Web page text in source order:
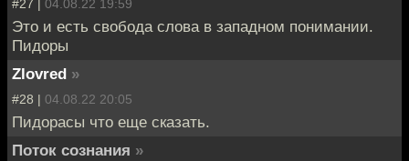
#27 | 04.08.22 19:59
Это и есть свобода слова в западном понимании.
Пидоры
Zlovred »
#28 | 04.08.22 20:05
Пидорасы что еще сказать.
Поток сознания »